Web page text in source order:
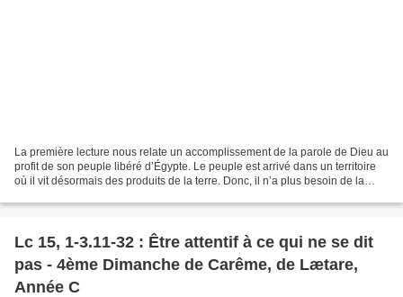
La première lecture nous relate un accomplissement de la parole de Dieu au
profit de son peuple libéré d’Égypte. Le peuple est arrivé dans un territoire
où il vit désormais des produits de la terre. Donc, il n’a plus besoin de la
Lc 15, 1-3.11-32 : Être attentif à ce qui ne se dit
pas - 4ème Dimanche de Carême, de Lætare,
Année C